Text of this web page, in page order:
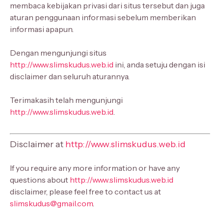
membaca kebijakan privasi dari situs tersebut dan juga
aturan penggunaan informasi sebelum memberikan
informasi apapun.
Dengan mengunjungi situs
http://www.slimskudus.web.id ini, anda setuju dengan isi
disclaimer dan seluruh aturannya.
Terimakasih telah mengunjungi
http://www.slimskudus.web.id.
Disclaimer at http://www.slimskudus.web.id
If you require any more information or have any
questions about http://www.slimskudus.web.id
disclaimer, please feel free to contact us at
slimskudus@gmail.com.